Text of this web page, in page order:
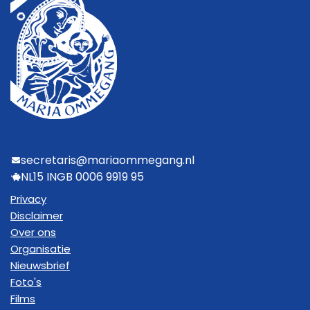
secretaris@mariaommegang.nl
NL15 INGB 0006 9919 95
Privacy
Disclaimer
Over ons
Organisatie
Nieuwsbrief
Foto's
Films